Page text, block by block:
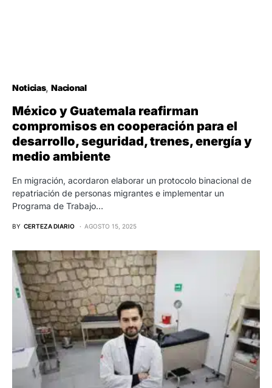
Noticias Nacional
México y Guatemala reafirman
compromisos en cooperación para el
desarrollo, seguridad, trenes, energía y
medio ambiente
En migración, acordaron elaborar un protocolo binacional de
repatriación de personas migrantes e implementar un
Programa de Trabajo…
BY CERTEZA DIARIO AGOSTO 15, 2025